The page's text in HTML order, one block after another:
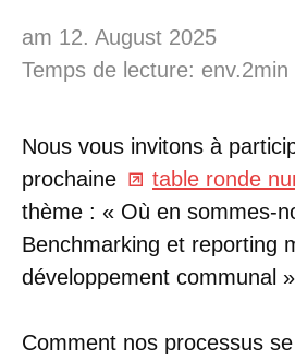
am 12. August 2025
Temps de lecture: env.2min
Nous vous invitons à
prochaine
table ronde
thème : « Où en sommes-
Benchmarking et reporting
développement communal
Comment nos processus